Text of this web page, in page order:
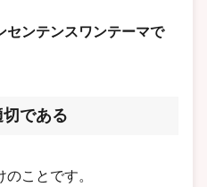
センテンスワンテーマで
である
ことです。